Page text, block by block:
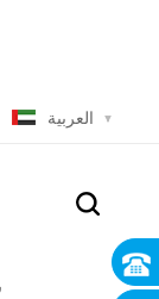
العربية